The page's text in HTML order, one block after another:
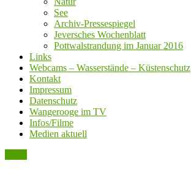
See
Archiv-Pressespiegel
Jeversches Wochenblatt
Pottwalstrandung im Januar 2016
Links
Webcams – Wasserstände – Küstenschutz
Kontakt
Impressum
Datenschutz
Wangerooge im TV
Infos/Filme
Medien aktuell